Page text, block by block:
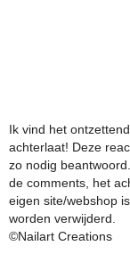
Ik vind het
achterlaat! Deze
zo nodig
de comments, het
eigen site/webshop
worden verwijderd.
©Nailart Creations